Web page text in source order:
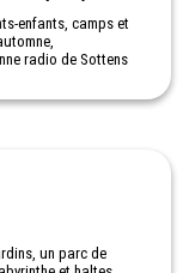
jardin des neiges
enfants, camps et
radio de Sottens
un parc de